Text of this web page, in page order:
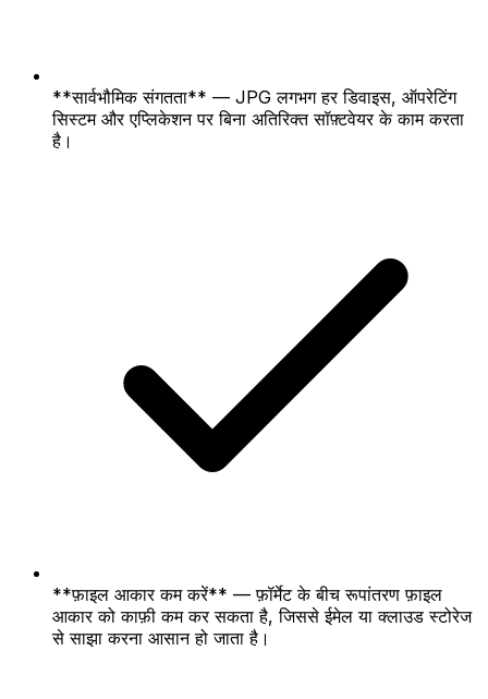
**सार्वभौमिक संगतता** — JPG लगभग हर डिवाइस, ऑपरेटिंग
सिस्टम और एप्लिकेशन पर बिना अतिरिक्त सॉफ़्टवेयर के काम करता
है।
**फ़ाइल आकार कम करें** — फ़ॉर्मेट के बीच रूपांतरण फ़ाइल
आकार को काफ़ी कम कर सकता है, जिससे ईमेल या क्लाउड स्टोरेज
से साझा करना आसान हो जाता है।